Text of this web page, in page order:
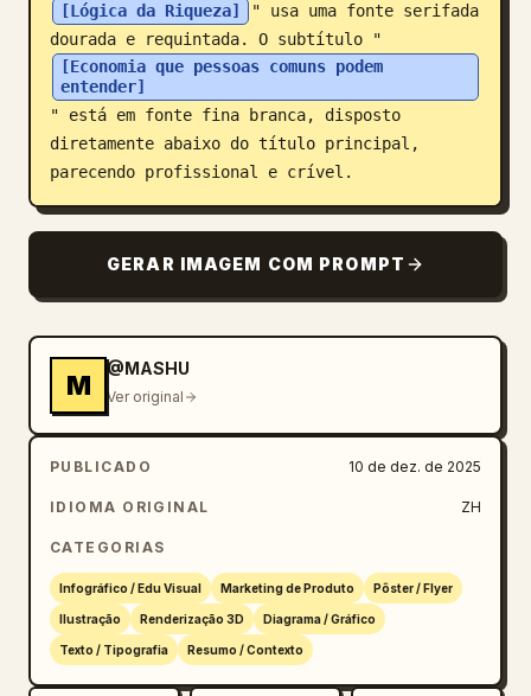
[Lógica da Riqueza]
" usa uma fonte serifada
dourada e requintada. O subtítulo "
[Economia que pessoas comuns podem
entender]
" está em fonte fina branca, disposto
diretamente abaixo do título principal,
parecendo profissional e crível.
GERAR IMAGEM COM PROMPT
M
@MASHU
Ver original
PUBLICADO 10 de dez. de 2025
IDIOMA ORIGINAL ZH
CATEGORIAS
Infográfico / Edu Visual Marketing de Produto Pôster / Flyer
Ilustração Renderização 3D Diagrama / Gráfico
Texto / Tipografia Resumo / Contexto